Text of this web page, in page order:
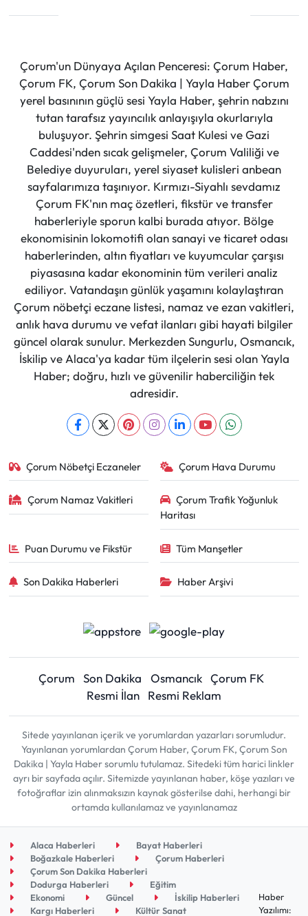
Çorum'un Dünyaya Açılan Penceresi: Çorum Haber,
Çorum FK, Çorum Son Dakika | Yayla Haber Çorum
yerel basınının güçlü sesi Yayla Haber, şehrin nabzını
tutan tarafsız yayıncılık anlayışıyla okurlarıyla
buluşuyor. Şehrin simgesi Saat Kulesi ve Gazi
Caddesi'nden sıcak gelişmeler, Çorum Valiliği ve
Belediye duyuruları, yerel siyaset kulisleri anbean
sayfalarımıza taşınıyor. Kırmızı-Siyahlı sevdamız
Çorum FK'nın maç özetleri, fikstür ve transfer
haberleriyle sporun kalbi burada atıyor. Bölge
ekonomisinin lokomotifi olan sanayi ve ticaret odası
haberlerinden, altın fiyatları ve kuyumcular çarşısı
piyasasına kadar ekonominin tüm verileri analiz
ediliyor. Vatandaşın günlük yaşamını kolaylaştıran
Çorum nöbetçi eczane listesi, namaz ve ezan vakitleri,
anlık hava durumu ve vefat ilanları gibi hayati bilgiler
güncel olarak sunulur. Merkezden Sungurlu, Osmancık,
İskilip ve Alaca'ya kadar tüm ilçelerin sesi olan Yayla
Haber; doğru, hızlı ve güvenilir haberciliğin tek
adresidir.
Çorum Nöbetçi Eczaneler Çorum Hava Durumu
Çorum Namaz Vakitleri
Çorum Trafik Yoğunluk
Haritası
Puan Durumu ve Fikstür Tüm Manşetler
Son Dakika Haberleri Haber Arşivi
Çorum Son Dakika Osmancık Çorum FK
Resmi İlan
Resmi Reklam
Sitede yayınlanan içerik ve yorumlardan yazarları sorumludur.
Yayınlanan yorumlardan Çorum Haber, Çorum FK, Çorum Son
Dakika | Yayla Haber sorumlu tutulamaz. Sitedeki tüm harici linkler
ayrı bir sayfada açılır. Sitemizde yayınlanan haber, köşe yazıları ve
fotoğraflar izin alınmaksızın kaynak gösterilse dahi, herhangi bir
ortamda kullanılamaz ve yayınlanamaz
Alaca Haberleri
Bayat Haberleri
Boğazkale Haberleri
Çorum Haberleri
Çorum Son Dakika Haberleri
Dodurga Haberleri
Eğitim
Ekonomi
Güncel
İskilip Haberleri
Kargı Haberleri
Kültür Sanat
Haber
Yazılımı: